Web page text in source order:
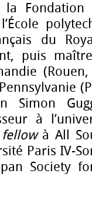
Fondation
du
puis
à
à All
Paris IV-
Society